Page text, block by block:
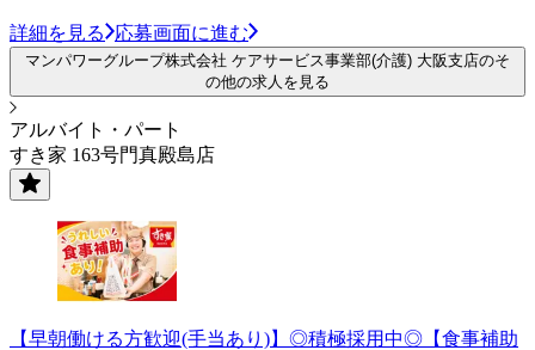
詳細を見る 応募画面に進む
マンパワーグループ株式会社 ケアサービス事業部(介護) 大阪支店のそ
の他の求人を見る
アルバイト・パート
すき家 163号門真殿島店
【早朝働ける方歓迎(手当あり)】◎積極採用中◎【食事補助